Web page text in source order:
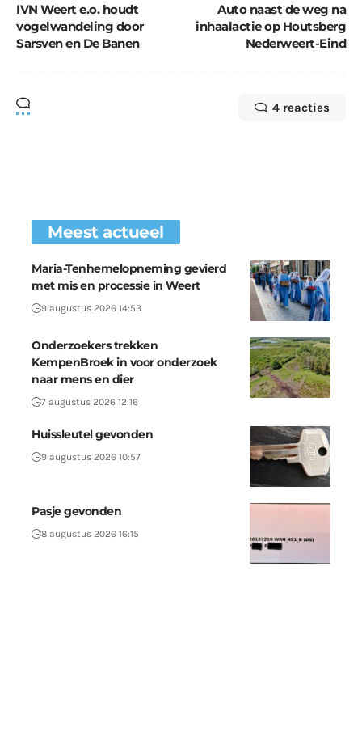
IVN Weert e.o. houdt
vogelwandeling door
Sarsven en De Banen
Auto naast de weg na
inhaalactie op Houtsberg
Nederweert-Eind
4 reacties
Meest actueel
Maria-Tenhemelopneming gevierd
met mis en processie in Weert
9 augustus 2026 14:53
Onderzoekers trekken
KempenBroek in voor onderzoek
naar mens en dier
7 augustus 2026 12:16
Huissleutel gevonden
9 augustus 2026 10:57
Pasje gevonden
8 augustus 2026 16:15